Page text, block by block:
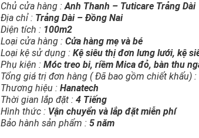
Chủ cửa hàng :Anh Thanh – Tuticare Trảng Dài
Địa chỉ : Trảng Dài – Đồng Nai
Diện tích : 100m2
Loại cửa hàng : Cửa hàng mẹ và bé
Loại kệ sử dụng : Kệ siêu thị đơn lưng lưới, kệ
Phụ kiện : Móc treo bi, riềm Mica đỏ, bàn thu
Tổng giá trị đơn hàng ( Đã bao gồm chiết khấu) :
Thương hiệu : Hanatech
Thời gian lắp đặt : 4 Tiếng
Hình thức : Vận chuyển và lắp đặt miễn phí
Bảo hành sản phẩm : 5 năm